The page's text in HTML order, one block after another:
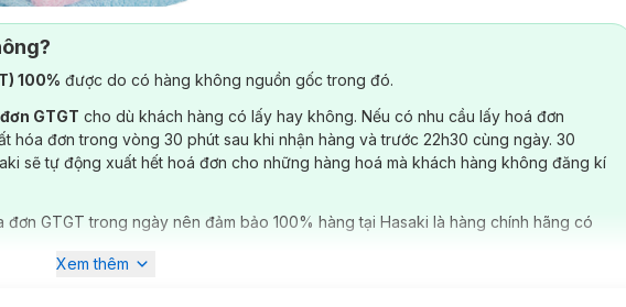
đến từ thương hiệuSONGWOL nổi tiếng tại Hàn Quốc,chuyên xản xuất các loại
đến sự thoải mái cùng tiện ích cho người sử dụng. Bên cạnh đó, nghiên cứu chất liệu vải
vào sản xuất cũng đã được tiến hành và cho ra nhiều sản phẩm rất được ưa chuộng
100% được do có hàng không nguồn gốc trong đó.
GTGT cho dù khách hàng có lấy hay không. Nếu có nhu cầu lấy hoá đơn
hóa đơn trong vòng 30 phút sau khi nhận hàng và trước 22h30 cùng ngày. 30
sẽ tự động xuất hết hoá đơn cho những hàng hoá mà khách hàng không đăng kí
GTGT trong ngày nên đảm bảo 100% hàng tại Hasaki là hàng chính hãng có
Xem thêm